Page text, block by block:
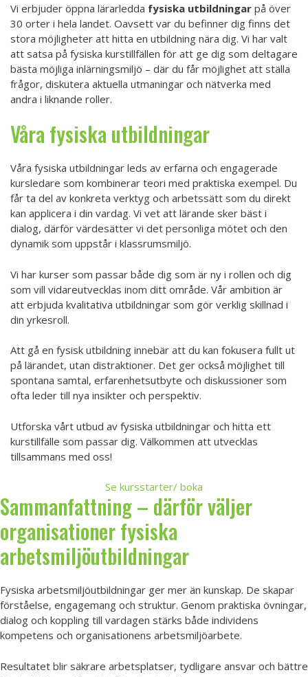
Vi erbjuder öppna lärarledda fysiska utbildningar på över
30 orter i hela landet. Oavsett var du befinner dig finns det
stora möjligheter att hitta en utbildning nära dig. Vi har valt
att satsa på fysiska kurstillfällen för att ge dig som deltagare
bästa möjliga inlärningsmiljö – där du får möjlighet att ställa
frågor, diskutera aktuella utmaningar och nätverka med
andra i liknande roller.
Våra fysiska utbildningar
Våra fysiska utbildningar leds av erfarna och engagerade
kursledare som kombinerar teori med praktiska exempel. Du
får ta del av konkreta verktyg och arbetssätt som du direkt
kan applicera i din vardag. Vi vet att lärande sker bäst i
dialog, därför värdesätter vi det personliga mötet och den
dynamik som uppstår i klassrumsmiljö.
Vi har kurser som passar både dig som är ny i rollen och dig
som vill vidareutvecklas inom ditt område. Vår ambition är
att erbjuda kvalitativa utbildningar som gör verklig skillnad i
din yrkesroll.
Att gå en fysisk utbildning innebär att du kan fokusera fullt ut
på lärandet, utan distraktioner. Det ger också möjlighet till
spontana samtal, erfarenhetsutbyte och diskussioner som
ofta leder till nya insikter och perspektiv.
Utforska vårt utbud av fysiska utbildningar och hitta ett
kurstillfälle som passar dig. Välkommen att utvecklas
tillsammans med oss!
Se kursstarter/ boka
Sammanfattning – därför väljer
organisationer fysiska
arbetsmiljöutbildningar
Fysiska arbetsmiljöutbildningar ger mer än kunskap. De skapar
förståelse, engagemang och struktur. Genom praktiska övningar,
dialog och koppling till vardagen stärks både individens
kompetens och organisationens arbetsmiljöarbete.
Resultatet blir säkrare arbetsplatser, tydligare ansvar och bättre